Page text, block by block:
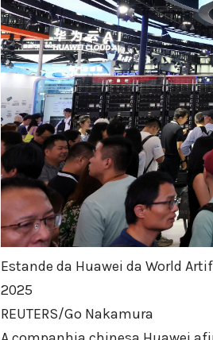
Estande da Huawei da World
2025
REUTERS/Go Nakamura